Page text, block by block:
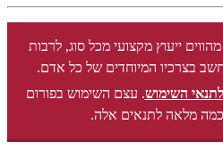
ייעוץ מקצועי מכל סוג, לרבות
בצרכיו המיוחדים של כל אדם.
לתנאי השימוש. עצם השימוש בפורום
מלאה לתנאים אלה.